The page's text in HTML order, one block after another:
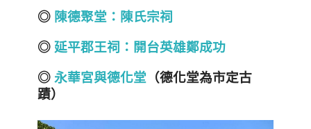
◎ 陳德聚堂：陳氏宗祠
◎ 延平郡王祠：開台英雄鄭成功
◎ 永華宮與德化堂 （德化堂為市定古
蹟）